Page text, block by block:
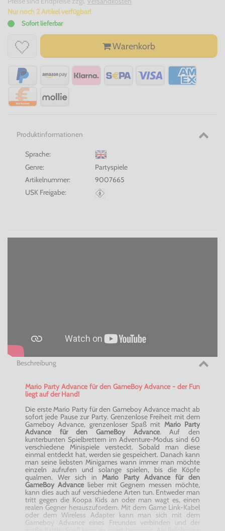
Nur noch 2 Artikel verfügbar!
Sofort lieferbar
Warenkorb
Produktinformationen
Sprache:
Genre:
Partyspiele
Artikelnummer:
9007665
USK Freigabe:
Beschreibung
Mario Party Advance für den GameBoy Advance - der Fun
liegt auf der Hand!
Die erste Mario Party für den Gameboy Advance macht ab
sofort jede Pause zur Party. Grenzenlose Freiheit mit dem
Gameboy Advance, grenzenloser Spaß mit Mario Party
Advance für den GameBoy Advance. Auf den
kunterbunten Spielbrettern im Adventure-Modus sind 60
verschiedene Minispiele versteckt. Sobald man diese
einmal entdeckt hat, werden sie gespeichert. Danach kann
man seine liebsten Minigames wann immer man möchte
einzeln aufrufen und solange spielen, bis die Köpfe
qualmen. Wer sich in Mario Party Advance für den
GameBoy Advancelieber mit Gegnern messen möchte,
kann dies auch auf verschiedene Arten tun. Entweder man
tritt gegen die Koopa Kids an oder man wagt es, einen
realen Gegner herauszufordern. Mit dem Game Link-Kabel
oder dem Wireless Adapter kann man sich mit dem
Gameboy Advance eines Freundes verbinden und der